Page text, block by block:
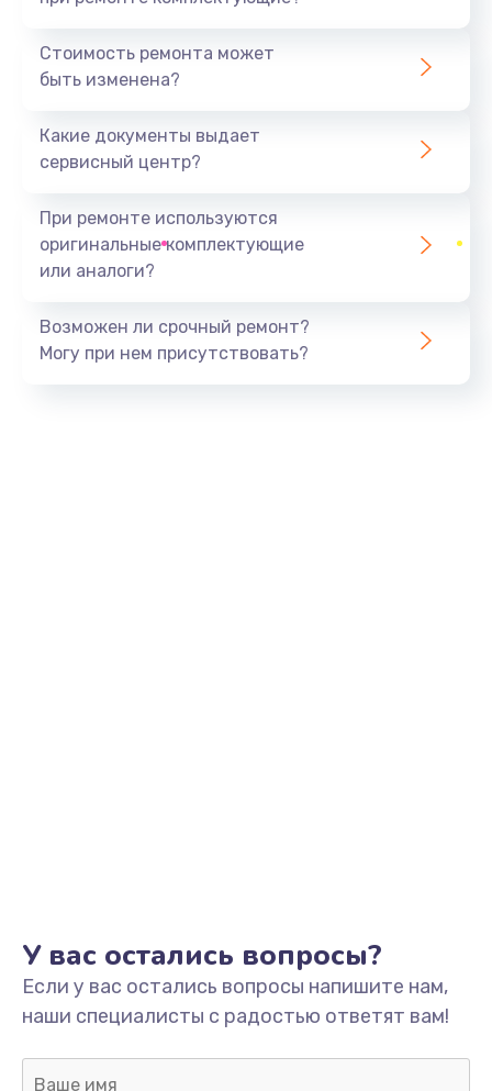
1600 руб.
Замена USB порта
Замена материнской платы
Заказать
Ремонт динамика
400 руб.
Заказать
Стоимость ремонта может
быть изменена?
Какие документы выдает
сервисный центр?
При ремонте используются
оригинальные комплектующие
или аналоги?
Возможен ли срочный ремонт?
Могу при нем присутствовать?
У вас остались вопросы?
Если у вас остались вопросы напишите нам,
наши специалисты с радостью ответят вам!